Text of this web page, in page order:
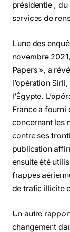
présidentiel, du
services de
L’une des
novembre
Papers », a
l’opération
l’Égypte.
France a fourni
concernant les
contre ses
publication
ensuite été
frappes
de trafic illicite
Un autre
changement